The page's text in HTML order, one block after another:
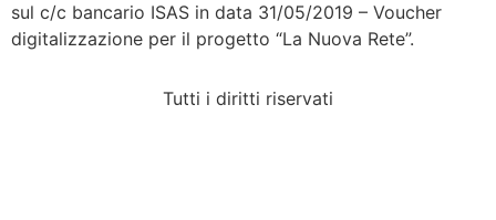
sul c/c bancario ISAS in data 31/05/2019 – Voucher
digitalizzazione per il progetto “La Nuova Rete”.
Tutti i diritti riservati